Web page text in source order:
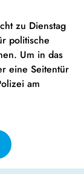
zu Dienstag
politische
Um in das
eine Seitentür
am